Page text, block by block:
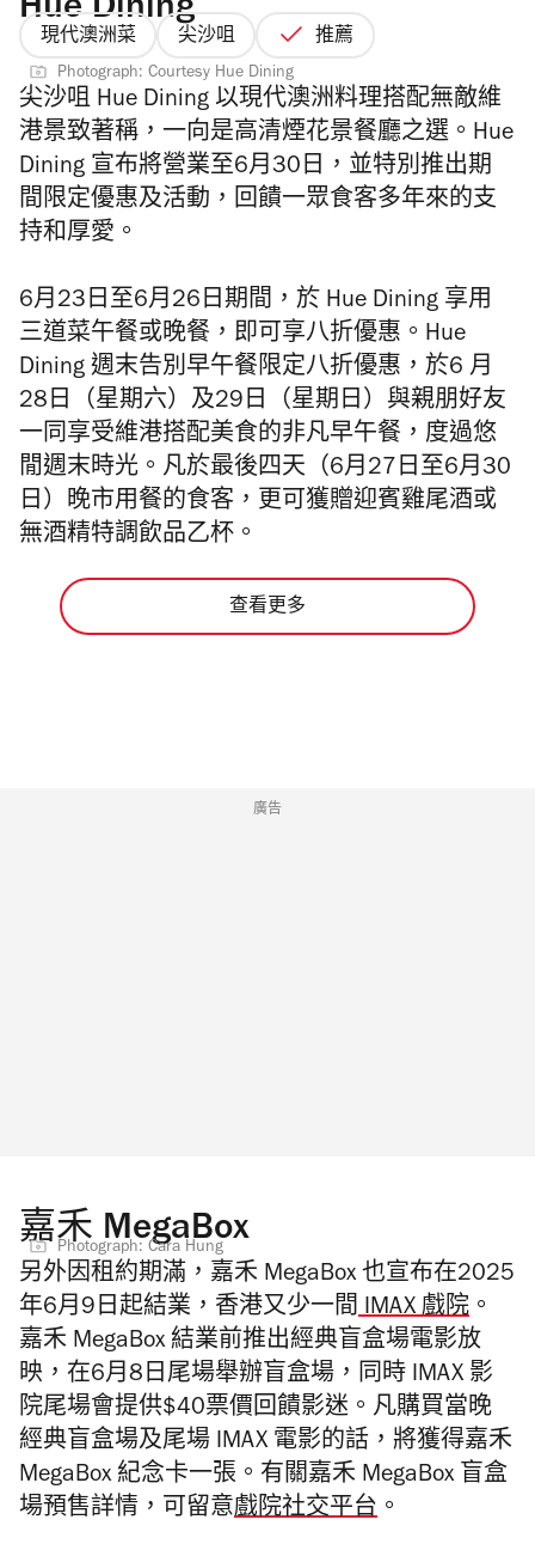
Hue Dining
現代澳洲菜 尖沙咀 推薦
Photograph: Courtesy Hue Dining
尖沙咀 Hue Dining 以現代澳洲料理搭配無敵維
港景致著稱，一向是高清煙花景餐廳之選。Hue
Dining 宣布將營業至6月30日，並特別推出期
間限定優惠及活動，回饋一眾食客多年來的支
持和厚愛。
6月23日至6月26日期間，於 Hue Dining 享用
三道菜午餐或晚餐，即可享八折優惠。Hue
Dining 週末告別早午餐限定八折優惠，於6 月
28日（星期六）及29日（星期日）與親朋好友
一同享受維港搭配美食的非凡早午餐，度過悠
閒週末時光。凡於最後四天（6月27日至6月30
日）晚市用餐的食客，更可獲贈迎賓雞尾酒或
無酒精特調飲品乙杯。
查看更多
廣告
嘉禾 MegaBox
Photograph: Cara Hung
另外因租約期滿，嘉禾 MegaBox 也宣布在2025
年6月9日起結業，香港又少一間IMAX 戲院 。
嘉禾 MegaBox 結業前推出經典盲盒場電影放
映， 在6月8日尾場舉辦盲盒場，同時 IMAX 影
院尾場會提供$40票價回饋影迷 。 凡購買當晚
經典盲盒場及尾場 IMAX 電影的話，將獲得嘉禾
MegaBox 紀念卡一張。有關嘉禾 MegaBox 盲盒
場預售詳情，可留意戲院社交平台 。